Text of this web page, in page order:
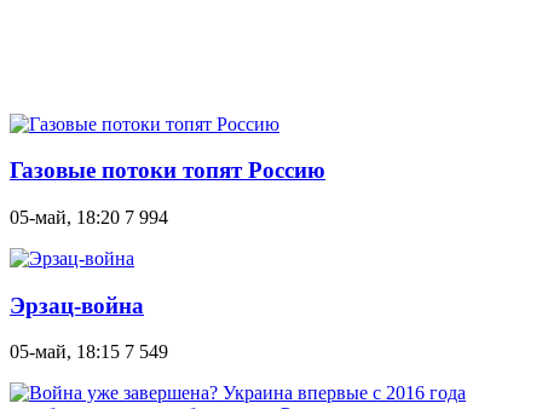
Газовые потоки топят Россию
05-май, 18:20 7 994
Эрзац-война
05-май, 18:15 7 549